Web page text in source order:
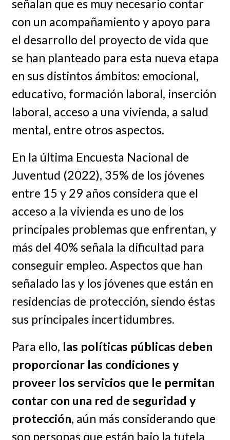
señalan que es muy necesario contar
con un acompañamiento y apoyo para
el desarrollo del proyecto de vida que
se han planteado para esta nueva etapa
en sus distintos ámbitos: emocional,
educativo, formación laboral, inserción
laboral, acceso a una vivienda, a salud
mental, entre otros aspectos.
En la última Encuesta Nacional de
Juventud (2022), 35% de los jóvenes
entre 15 y 29 años considera que el
acceso a la vivienda es uno de los
principales problemas que enfrentan, y
más del 40% señala la dificultad para
conseguir empleo. Aspectos que han
señalado las y los jóvenes que están en
residencias de protección, siendo éstas
sus principales incertidumbres.
Para ello, las políticas públicas deben
proporcionar las condiciones y
proveer los servicios que le permitan
contar con una red de seguridad y
protección, aún más considerando que
son personas que están bajo la tutela